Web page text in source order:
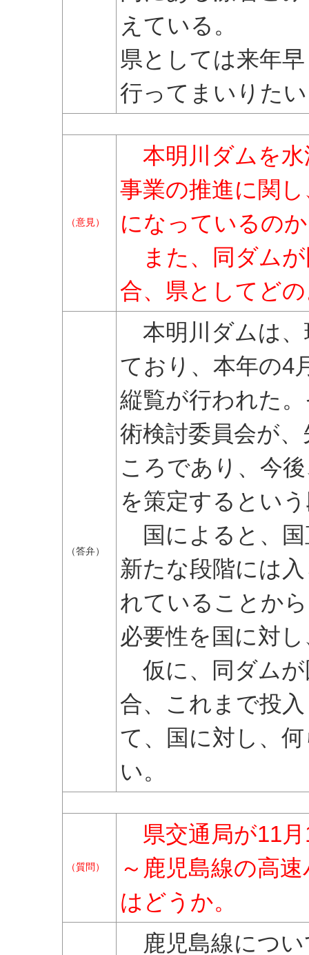
えている。
県としては来年
行ってまいりた
（意見）
本明川ダムを水
事業の推進に関
になっているの
また、同ダムが
合、県としてど
（答弁）
本明川ダムは、
ており、本年の4
縦覧が行われた
術検討委員会が
ころであり、今
を策定するとい
国によると、国
新たな段階には
れていることか
必要性を国に対
仮に、同ダムが
合、これまで投
て、国に対し、
い。
（質問）
県交通局が11月
～鹿児島線の高
はどうか。
鹿児島線につい